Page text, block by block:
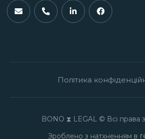
BONO ⧗ LEGAL © Всі права
Зроблено з натхненням в
Політика